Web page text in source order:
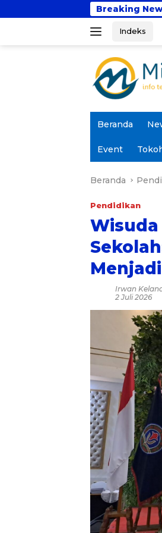
ke
Breaking
Perkuat Kolaborasi
Indeks
Beranda
Event
Beranda
Pendidikan
Wisuda
Irwan
2 Juli 2026